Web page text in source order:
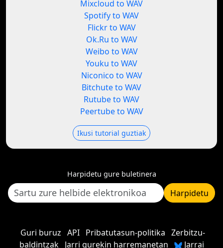
Mixcloud to WAV
Spotify to WAV
Flickr to WAV
Ok.Ru to WAV
Weibo to WAV
Youku to WAV
Niconico to WAV
Bitchute to WAV
Rutube to WAV
Peertube to WAV
Ikusi tutorial guztiak
Harpidetu gure buletinera
Harpidetu
Guri buruz API Pribatutasun-politika Zerbitzu-
baldintzak
Jarri gurekin harremanetan Jarrai